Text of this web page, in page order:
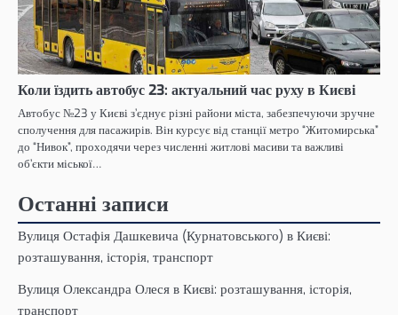
Коли їздить автобус 23: актуальний час руху в Києві
Автобус №23 у Києві з’єднує різні райони міста, забезпечуючи зручне
сполучення для пасажирів. Він курсує від станції метро “Житомирська”
до “Нивок”, проходячи через численні житлові масиви та важливі
об’єкти міської…
Останні записи
Вулиця Остафія Дашкевича (Курнатовського) в Києві:
розташування, історія, транспорт
Вулиця Олександра Олеся в Києві: розташування, історія,
транспорт